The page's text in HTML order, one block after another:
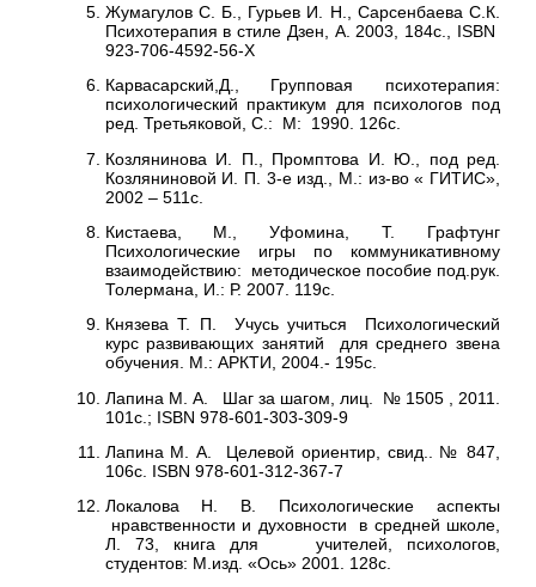
Жумагулов С. Б., Гурьев И. Н., Сарсенбаева С.К.
Психотерапия в стиле Дзен, А. 2003, 184с., ISBN
923-706-4592-56-X
Карвасарский,Д., Групповая психотерапия:
психологический практикум для психологов под
ред. Третьяковой, С.: М: 1990. 126с.
Козлянинова И. П., Промптова И. Ю., под ред.
Козляниновой И. П. 3-е изд., М.: из-во « ГИТИС»,
2002 – 511с.
Кистаева, М., Уфомина, Т. Графтунг
Психологические игры по коммуникативному
взаимодействию: методическое пособие под.рук.
Толермана, И.: Р. 2007. 119с.
Князева Т. П. Учусь учиться Психологический
курс развивающих занятий для среднего звена
обучения. М.: АРКТИ, 2004.- 195с.
Лапина М. А. Шаг за шагом, лиц. № 1505 , 2011.
101с.; ISBN 978-601-303-309-9
Лапина М. А. Целевой ориентир, свид.. № 847,
106с. ISBN 978-601-312-367-7
Локалова Н. В. Психологические аспекты
нравственности и духовности в средней школе,
Л. 73, книга для учителей, психологов,
студентов: М.изд. «Ось» 2001. 128с.